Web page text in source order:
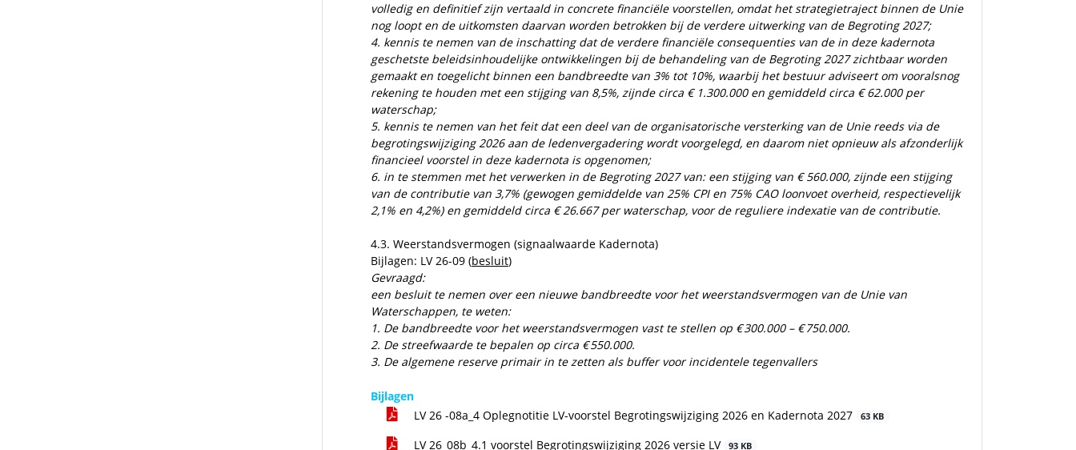
volledig en definitief zijn vertaald in concrete financiële voorstellen, omdat het strategietraject binnen de Unie
nog loopt en de uitkomsten daarvan worden betrokken bij de verdere uitwerking van de Begroting 2027;
4. kennis te nemen van de inschatting dat de verdere financiële consequenties van de in deze kadernota
geschetste beleidsinhoudelijke ontwikkelingen bij de behandeling van de Begroting 2027 zichtbaar worden
gemaakt en toegelicht binnen een bandbreedte van 3% tot 10%, waarbij het bestuur adviseert om vooralsnog
rekening te houden met een stijging van 8,5%, zijnde circa € 1.300.000 en gemiddeld circa € 62.000 per
waterschap;
5. kennis te nemen van het feit dat een deel van de organisatorische versterking van de Unie reeds via de
begrotingswijziging 2026 aan de ledenvergadering wordt voorgelegd, en daarom niet opnieuw als afzonderlijk
financieel voorstel in deze kadernota is opgenomen;
6. in te stemmen met het verwerken in de Begroting 2027 van: een stijging van € 560.000, zijnde een stijging
van de contributie van 3,7% (gewogen gemiddelde van 25% CPI en 75% CAO loonvoet overheid, respectievelijk
2,1% en 4,2%) en gemiddeld circa € 26.667 per waterschap, voor de reguliere indexatie van de contributie.
4.3. Weerstandsvermogen (signaalwaarde Kadernota)
Bijlagen: LV 26-09 (besluit)
Gevraagd:
een besluit te nemen over een nieuwe bandbreedte voor het weerstandsvermogen van de Unie van
Waterschappen, te weten:
1. De bandbreedte voor het weerstandsvermogen vast te stellen op €300.000 – € 750.000.
2. De streefwaarde te bepalen op circa €550.000.
3. De algemene reserve primair in te zetten als buffer voor incidentele tegenvallers
Bijlagen
LV 26 -08a_4 Oplegnotitie LV-voorstel Begrotingswijziging 2026 en Kadernota 2027
63 KB
LV 26_08b_4.1 voorstel Begrotingswijziging 2026 versie LV 93 KB